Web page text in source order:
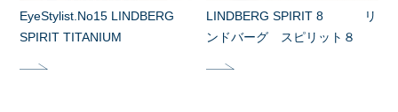
EyeStylist.No15 LINDBERG
SPIRIT TITANIUM
LINDBERG SPIRIT 8 リ
ンドバーグ スピリット８